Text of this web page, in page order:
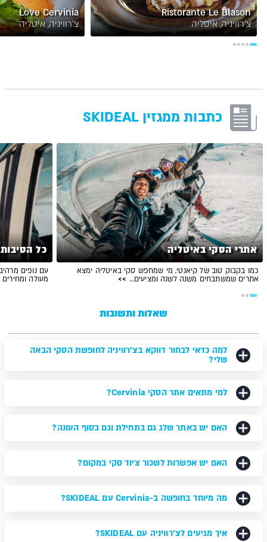
Ristorante Le Blason
צ’רוויניה, איטליה
Love Cervinia
צ’רוויניה, איטליה
כתבות ממגזין SKIDEAL
אתרי הסקי באיטליה
כמו בקבוק טוב של קיאנטי, מי שמחפש סקי באיטליה ימצא
אתרים שמשתבחים משנה לשנה ומציעים… >>
כל
עם נופים
מעולה
שאלות ותשובות
למה כדאי לבחור דווקא בצ'רוויניה לחופשת הסקי הבאה
שלי?
למי מתאים אתר הסקי Cervinia?
האם יש באתר שלג גם בתחילת וגם בסוף העונה?
האם יש אפשרות לשכור ציוד סקי במקום?
מה מיוחד בחופשה ב-Cervinia עם SKIDEAL?
איך מגיעים לצ'רוויניה עם SKIDEAL?